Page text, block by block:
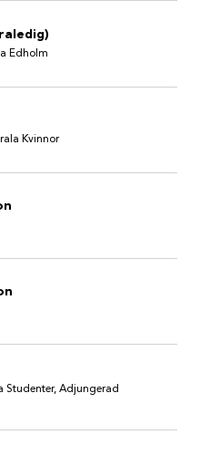
Edholm
Kvinnor
Studenter, Adjungerad